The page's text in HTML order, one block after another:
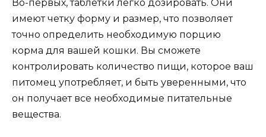
Во-первых, таблетки легко дозировать. Они
имеют четку форму и размер, что позволяет
точно определить необходимую порцию
корма для вашей кошки. Вы сможете
контролировать количество пищи, которое ваш
питомец употребляет, и быть уверенными, что
он получает все необходимые питательные
вещества.